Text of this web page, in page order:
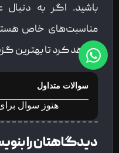
باشید. اگر به دنبال
مناسبت‌های خاص
خواهد کرد تا بهترین
سوالات متداول
هنوز سوال
دیدگاهتان را